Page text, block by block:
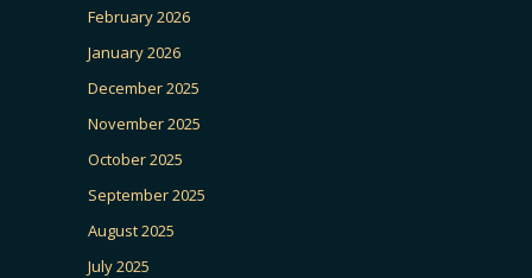
February 2026
January 2026
December 2025
November 2025
October 2025
September 2025
August 2025
July 2025